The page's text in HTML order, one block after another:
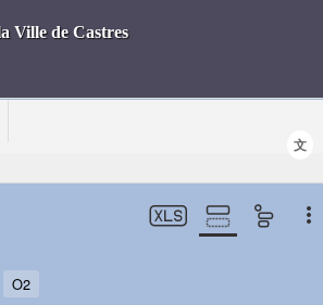
文
O2